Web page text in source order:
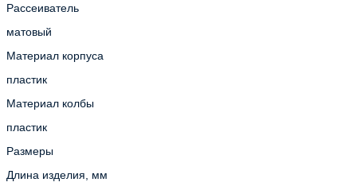
Рассеиватель
матовый
Материал корпуса
пластик
Материал колбы
пластик
Размеры
Длина изделия, мм